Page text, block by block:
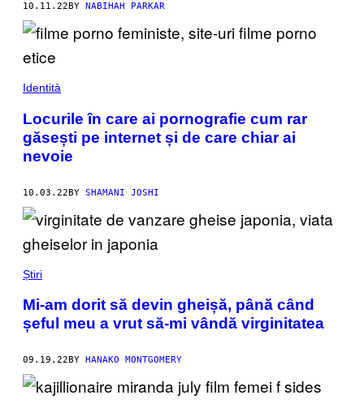
10.11.22 BY NABIHAH PARKAR
Identità
Locurile în care ai pornografie cum rar
găsești pe internet și de care chiar ai
nevoie
10.03.22BY SHAMANI JOSHI
Știri
Mi-am dorit să devin gheișă, până când
șeful meu a vrut să-mi vândă virginitatea
09.19.22 BY HANAKO MONTGOMERY